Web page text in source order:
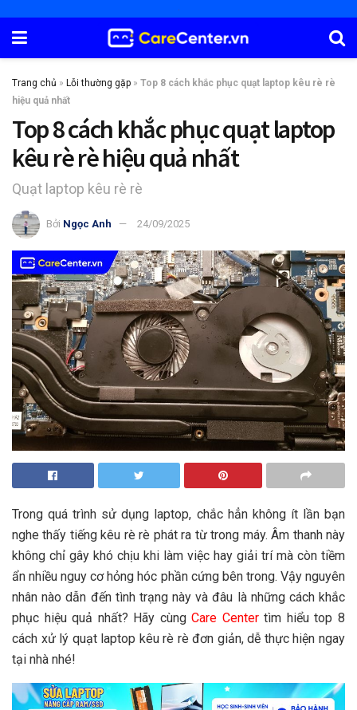
Trang chủ » Lỗi thường gặp » Top 8 cách khắc phục quạt laptop kêu rè rè
hiệu quả nhất
Top 8 cách khắc phục quạt laptop
kêu rè rè hiệu quả nhất
Quạt laptop kêu rè rè
Bởi Ngọc Anh 24/09/2025
Trong quá trình sử dụng laptop, chắc hẳn không ít lần bạn
nghe thấy tiếng kêu rè rè phát ra từ trong máy. Âm thanh này
không chỉ gây khó chịu khi làm việc hay giải trí mà còn tiềm
ẩn nhiều nguy cơ hỏng hóc phần cứng bên trong. Vậy nguyên
nhân nào dẫn đến tình trạng này và đâu là những cách khắc
phục hiệu quả nhất? Hãy cùngCare Centertìm hiểu top 8
cách xử lý quạt laptop kêu rè rè đơn giản, dễ thực hiện ngay
tại nhà nhé!